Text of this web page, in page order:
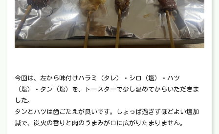
今回は、左から味付けハラミ（タレ）・シロ（塩）・ハツ
（塩）・タン（塩）を、トースターで少し温めてからいただきま
した。
タンとハツは歯ごたえが良いです。しょっぱ過ぎずほどよい塩加
減で、炭火の香りと肉のうまみが口に広がりたまりません。